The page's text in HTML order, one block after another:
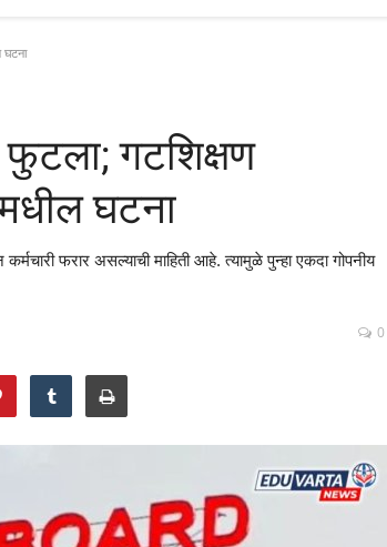
घटना
फुटला; गटशिक्षण
घटना
फरार असल्याची माहिती आहे. त्यामुळे पुन्हा एकदा गोपनीय
0